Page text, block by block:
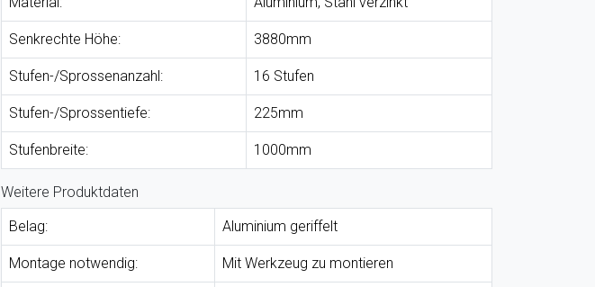
Senkrechte Höhe: 3880mm
Stufen-/Sprossenanzahl: 16 Stufen
Stufen-/Sprossentiefe: 225mm
Stufenbreite: 1000mm
Weitere Produktdaten
Belag:
Aluminium geriffelt
Montage notwendig: Mit Werkzeug zu montieren